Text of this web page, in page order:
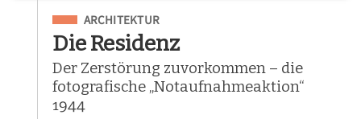
Eingeordnet unter
ARCHITEKTUR
Die Residenz
Der Zerstörung zuvorkommen – die
fotografische „Notaufnahmeaktion“
1944